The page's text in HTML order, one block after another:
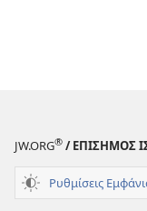
JW.ORG® / ΕΠΙΣΗΜΟΣ
Ρυθμίσεις